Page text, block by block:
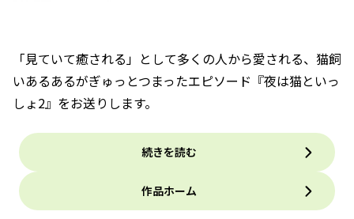
「見ていて癒される」として多くの人から愛される、猫飼
いあるあるがぎゅっとつまったエピソード『夜は猫といっ
しょ2』をお送りします。
続きを読む
作品ホーム